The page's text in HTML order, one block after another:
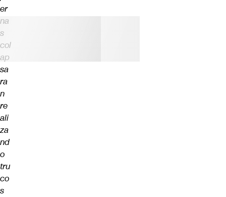
er
na
s
col
ap
sa
ra
n
re
ali
za
nd
o
tru
co
s